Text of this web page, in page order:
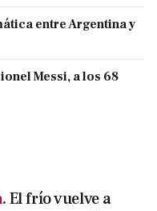
entre Argentina y
Messi, a los 68
El frío vuelve a